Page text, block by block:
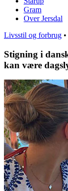
Gram
Over Jersdal
Livsstil og forbrug •
Stigning i
kan være